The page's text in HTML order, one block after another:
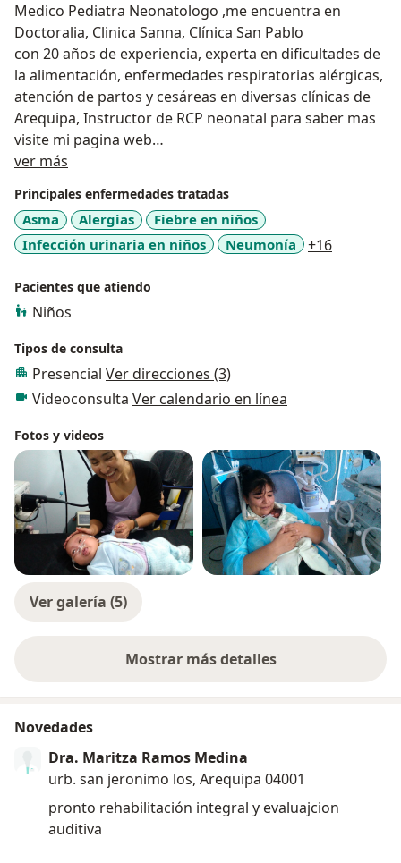
Medico Pediatra Neonatologo ,me encuentra en
Doctoralia, Clinica Sanna, Clínica San Pablo
con 20 años de experiencia, experta en dificultades de
la alimentación, enfermedades respiratorias alérgicas,
atención de partos y cesáreas en diversas clínicas de
Arequipa, Instructor de RCP neonatal para saber mas
visite mi pagina web
centromaternoinfantil.net
ver más
Principales enfermedades tratadas
Asma Alergias
Fiebre en niños
Infección urinaria en niños
Neumonía +16
Pacientes que atiendo
Niños
Tipos de consulta
Presencial Ver direcciones (3)
Videoconsulta Ver calendario en línea
Fotos y videos
Ver galería (5)
Mostrar más detalles
sobre la experiencia
Novedades
Dra. Maritza Ramos Medina
urb. san jeronimo los, Arequipa 04001
pronto rehabilitación integral y evaluajcion
auditiva